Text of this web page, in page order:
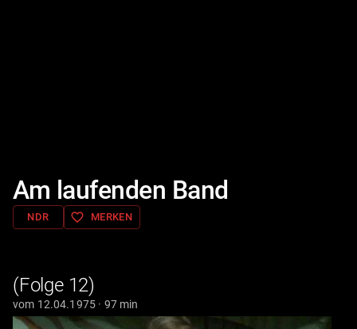
Am laufenden Band
NDR favorite_border MERKEN
(Folge 12)
vom 12.04.1975 · 97 min